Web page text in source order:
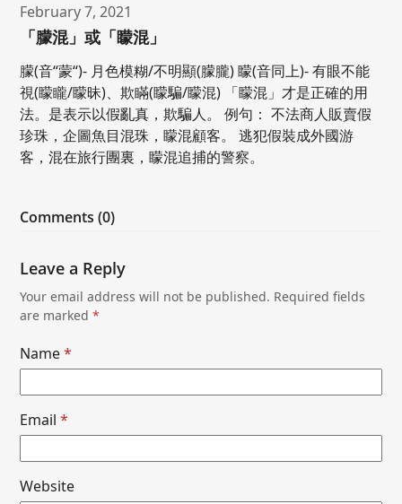
February 7, 2021
「朦混」或「矇混」
朦(音“蒙“)- 月色模糊/不明顯(朦朧) 矇(音同上)- 有眼不能
視(矇矓/矇昧)、欺瞞(矇騙/矇混) 「矇混」才是正確的用
法。是表示以假亂真，欺騙人。 例句： 不法商人販賣假
珍珠，企圖魚目混珠，矇混顧客。 逃犯假裝成外國游
客，混在旅行團裏，矇混追捕的警察。
Comments (0)
Leave a Reply
Your email address will not be published. Required fields
are marked*
Name*
Email*
Website